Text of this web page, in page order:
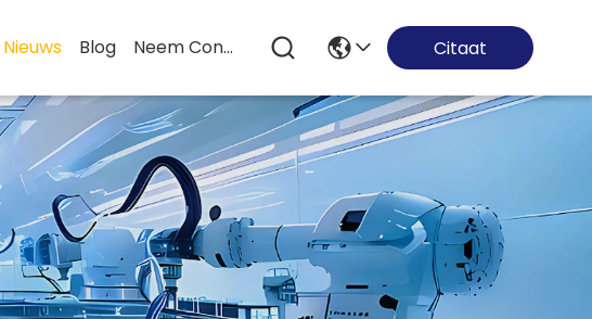
Nieuws Blog Neem Contact Met Ons Op Citaat